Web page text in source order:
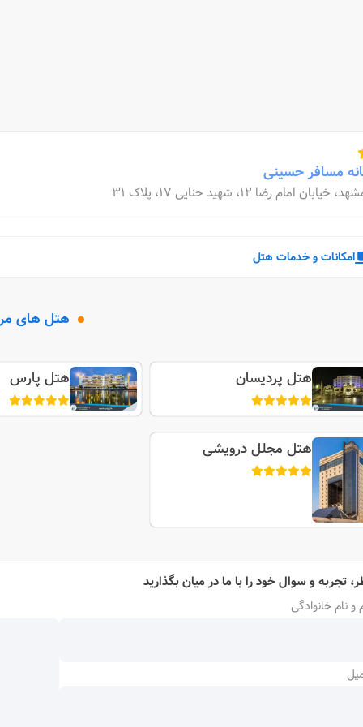
مسافر حسینی
خیابان امام رضا 12، شهید حنایی 17، پلاک 31
امکانات و خدمات هتل
هتل های
هتل پردیسان هتل پارس
هتل مجلل درویشی
تجربه و سوال خود را با ما در میان بگذارید
و نام خانوادگی